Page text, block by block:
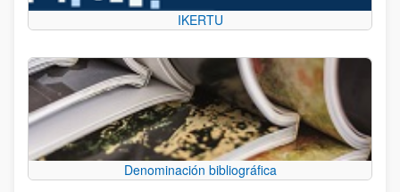
IKERTU
Denominación bibliográfica